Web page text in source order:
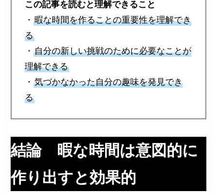
この記事を読むと理解できること
・暇な時間を作ることの重要性を理解でき
る
・自分の新しい挑戦のために必要なことが
理解できる
・気づかなかった自分の趣味を発見でき
る
結論 暇な時間は意図的に
作り出すと効果的